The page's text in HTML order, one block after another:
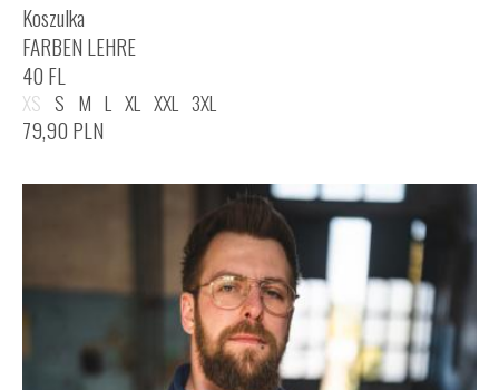
Koszulka
FARBEN LEHRE
40 FL
XS S M L XL XXL 3XL
79,90 PLN